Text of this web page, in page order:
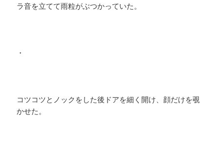
ラ音を立てて雨粒がぶつかっていた。
・
コツコツとノックをした後ドアを細く開け、顔だけを覗
かせた。